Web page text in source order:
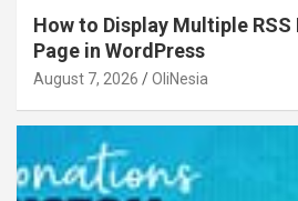
How to Display Multiple RSS
Page in WordPress
August 7, 2026 OliNesia